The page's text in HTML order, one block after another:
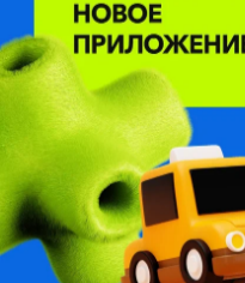
Это часть нашего
улучшению сервиса по
Каждая новая мойка,
стандарт качества и
знаете и любите.
Теперь уход за
- Работаем